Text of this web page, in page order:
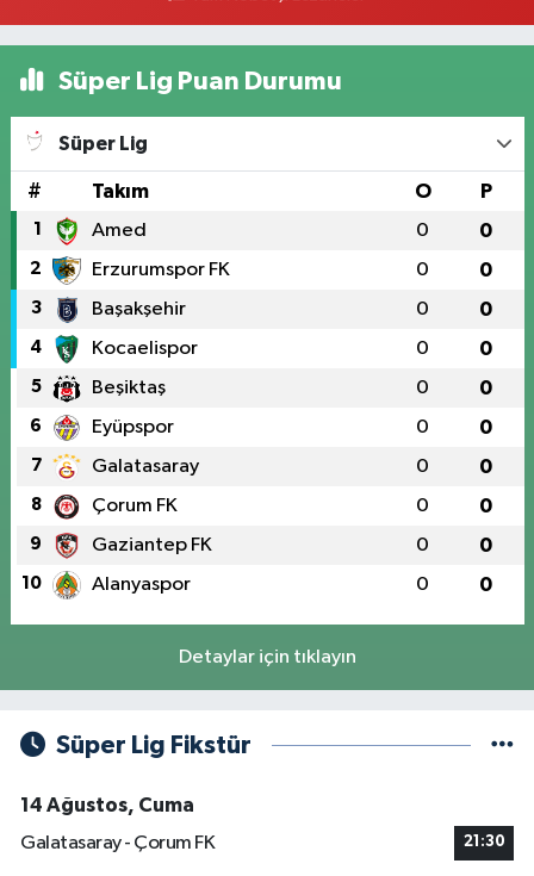
Süper Lig Puan Durumu
Süper Lig
# Takım O P
1 Amed 0 0
2 Erzurumspor FK 0 0
3 Başakşehir 0 0
4 Kocaelispor 0 0
5 Beşiktaş 0 0
6 Eyüpspor 0 0
7 Galatasaray 0 0
8 Çorum FK 0 0
9 Gaziantep FK 0 0
10 Alanyaspor 0 0
Detaylar için tıklayın
Süper Lig Fikstür
14 Ağustos, Cuma
Galatasaray - Çorum FK
21:30